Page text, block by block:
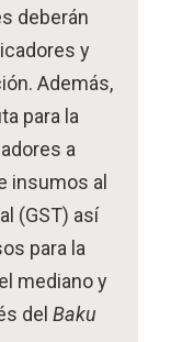
deberán
y
Además,
para la
a
insumos al
(GST) así
para la
mediano y
del Baku